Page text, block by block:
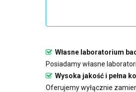
Własne laboratorium
Posiadamy własne
Wysoka jakość i pełna
Oferujemy wyłącznie